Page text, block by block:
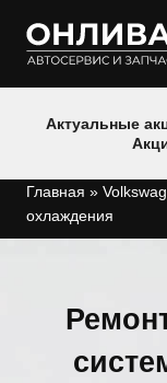
содержимому
Актуальные
Главная »
охлаждения